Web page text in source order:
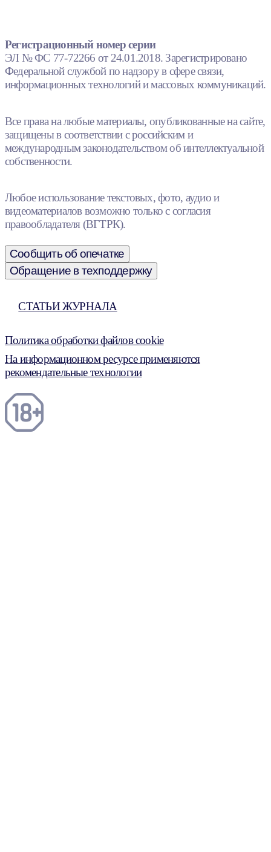
Регистрационный номер серии
ЭЛ № ФС 77-72266 от 24.01.2018. Зарегистрировано
Федеральной службой по надзору в сфере связи,
информационных технологий и массовых коммуникаций.
Все права на любые материалы, опубликованные на сайте,
защищены в соответствии с российским и
международным законодательством об интеллектуальной
собственности.
Любое использование текстовых, фото, аудио и
видеоматериалов возможно только с согласия
правообладателя (ВГТРК).
Сообщить об опечатке
Обращение в техподдержку
СТАТЬИ ЖУРНАЛА
Политика обработки файлов cookie
На информационном ресурсе применяются
рекомендательные технологии